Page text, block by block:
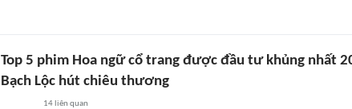
Top 5 phim Hoa ngữ cổ trang được đầu tư khủng nhất
Bạch Lộc hút chiêu thương
14liên quan